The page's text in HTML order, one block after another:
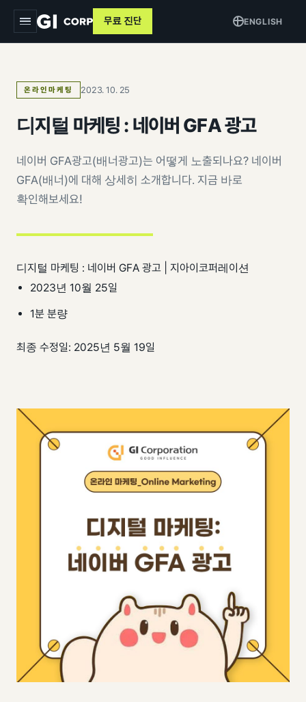
서비스
트래킹 & 애널리틱스
데이터 파이프라인
퍼포먼스 광고
AI 마케팅 시스템
목적별
커머스 매출 증대
브랜드 알리기
측정 정비
팀 내재화
교육
사례
GI-AI
GI-Agent
ENGLISH
무료 진단
온라인마케팅 2023. 10. 25
디지털 마케팅 : 네이버 GFA 광고
네이버 GFA광고(배너광고)는 어떻게 노출되나요? 네이버
GFA(배너)에 대해 상세히 소개합니다. 지금 바로
확인해보세요!
디지털 마케팅 : 네이버 GFA 광고 | 지아이코퍼레이션
2023년 10월 25일
1분 분량
최종 수정일: 2025년 5월 19일